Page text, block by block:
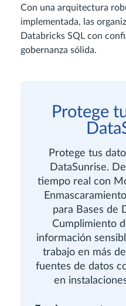
Con una arquitectura
implementada, las
Databricks SQL con
gobernanza sólida.
Protege
Protege tus
DataSunrise.
tiempo real con
para Bases de
Cumplimiento
información
trabajo en más
fuentes de datos
en